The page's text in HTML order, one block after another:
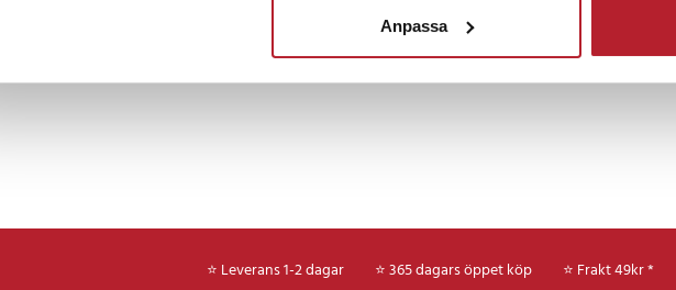
Anpassa
⭐ Leverans 1-2 dagar ⭐ 365 dagars öppet köp ⭐ Frakt 49kr *